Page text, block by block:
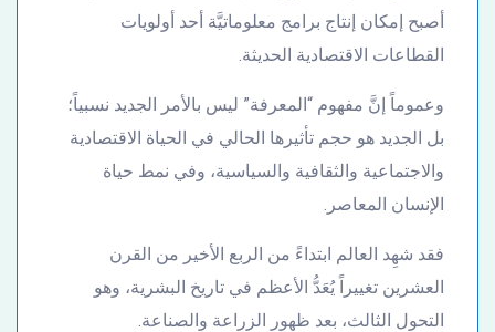
أصبح إمكان إنتاج برامج معلوماتيَّة أحد أولويات
القطاعات الاقتصادية الحديثة.
وعموماً إنَّ مفهوم “المعرفة” ليس بالأمر الجديد نسبياً؛
بل الجديد هو حجم تأثيرها الحالي في الحياة الاقتصادية
والاجتماعية والثقافية والسياسية، وفي نمط حياة
الإنسان المعاصر.
فقد شهِد العالم ابتداءً من الربع الأخير من القرن
العشرين تغييراً يُعَدُّ الأعظم في تاريخ البشرية، وهو
التحول الثالث، بعد ظهور الزراعة والصناعة.